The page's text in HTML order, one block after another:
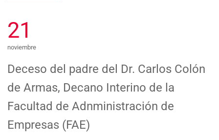
21
noviembre
Deceso del padre del Dr. Carlos Colón
de Armas, Decano Interino de la
Facultad de Adnministración de
Empresas (FAE)